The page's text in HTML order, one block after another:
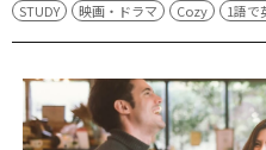
STUDY 映画・ドラマ Cozy 1語で